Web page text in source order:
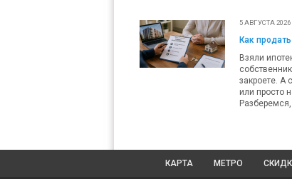
5 АВГУСТА 2026
Как
Взяли
закроете. А
или просто
КАРТА МЕТРО